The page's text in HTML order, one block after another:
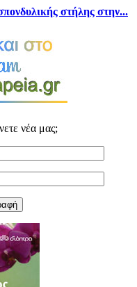
στήλης στην...
νέα μας;